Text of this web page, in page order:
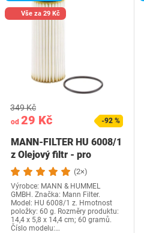
Vše za 29 Kč
od 29 Kč
349 Kč
-92 %
MANN-FILTER HU 6008/1
z Olejový filtr - pro
osobní…
(2×)
Výrobce: MANN & HUMMEL
GMBH. Značka: Mann Filter.
Model: HU 6008/1 z. Hmotnost
položky: 60 g. Rozměry produktu:
14,4 x 5,8 x 14,4 cm; 60 gramů.
Číslo modelu:…